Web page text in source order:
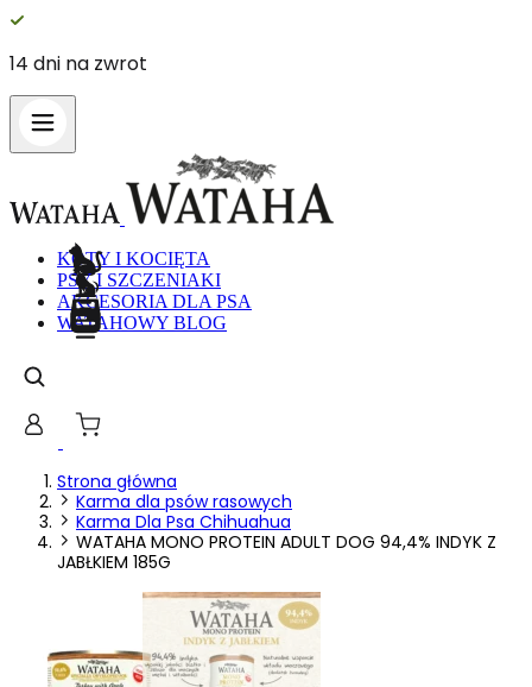
14 dni na zwrot
KOTY I KOCIĘTA
PSY I SZCZENIAKI
AKCESORIA DLA PSA
WATAHOWY BLOG
Strona główna
Karma dla psów rasowych
Karma Dla Psa Chihuahua
WATAHA MONO PROTEIN ADULT DOG 94,4% INDYK Z
JABŁKIEM 185G
Wykorzystujemy pliki cookie do spersonalizowania treści i reklam,
witrynie. Informacje o tym, jak korzystasz z naszej witryny,
udostępniamy partnerom społecznościowym, reklamowym i
analitycznym. Partnerzy mogą połączyć te informacje z innymi
danymi otrzymanymi od Ciebie lub uzyskanymi podczas korzystania z
Niezbędne
funkcji witryny i witryna nie będzie działać w zamierzony sposób bez
nich. Te pliki cookie nie przechowują żadnych danych
umożliwiających identyfikację osoby.
Preferencje
Pliki cookie dotyczące preferencji umożliwiają stronie zapamiętanie
informacji, które zmieniają wygląd lub funkcjonowanie strony, np.
preferowany język lub region, w którym znajduje się użytkownik.
Statystyczne pliki cookie pomagają właścicielem stron internetowych
zrozumieć, w jaki sposób różni użytkownicy zachowują się na stronie,